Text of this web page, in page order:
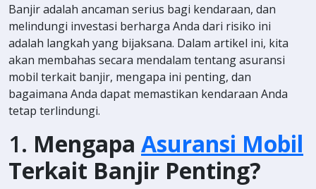
Banjir adalah ancaman serius bagi kendaraan, dan
melindungi investasi berharga Anda dari risiko ini
adalah langkah yang bijaksana. Dalam artikel ini, kita
akan membahas secara mendalam tentang asuransi
mobil terkait banjir, mengapa ini penting, dan
bagaimana Anda dapat memastikan kendaraan Anda
tetap terlindungi.
1. Mengapa Asuransi Mobil
Terkait Banjir Penting?